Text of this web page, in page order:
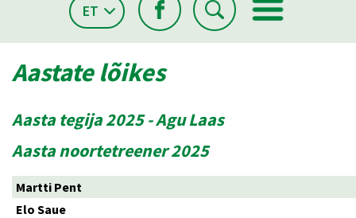
ET
Aastate lõikes
Aasta tegija 2025 - Agu Laas
Aasta noortetreener 2025
Martti Pent
Elo Saue